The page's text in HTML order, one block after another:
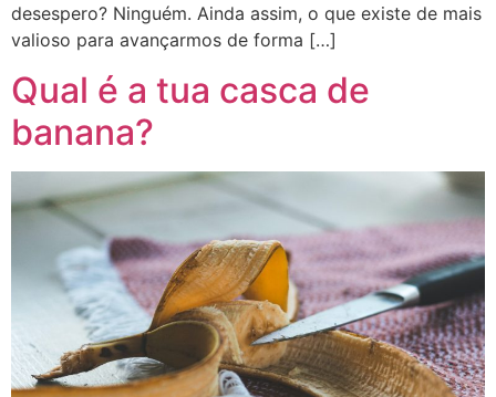
desespero? Ninguém. Ainda assim, o que existe de mais
valioso para avançarmos de forma […]
Qual é a tua casca de
banana?